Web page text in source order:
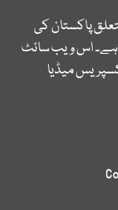
پاکستان کی
ہے۔ اس ویب سائٹ
میڈیا